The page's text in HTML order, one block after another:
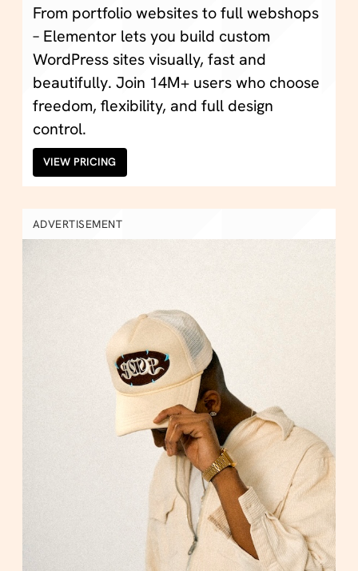
From portfolio websites to full webshops
– Elementor lets you build custom
WordPress sites visually, fast and
beautifully. Join 14M+ users who choose
freedom, flexibility, and full design
control.
VIEW PRICING
ADVERTISEMENT